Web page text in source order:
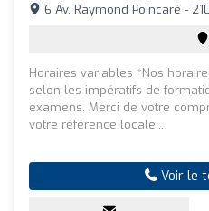
6 Av. Raymond Poincaré -
Horaires variables *Nos
selon les impératifs de
examens. Merci de votre
votre référence locale...
Voir le